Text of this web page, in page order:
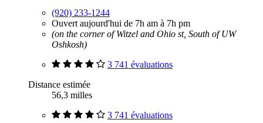
(920) 233-1244
Ouvert aujourd'hui de 7h am à 7h pm
(on the corner of Witzel and Ohio st, South of UW
Oshkosh)
3 741 évaluations
Distance estimée
56,3 milles
3 741 évaluations